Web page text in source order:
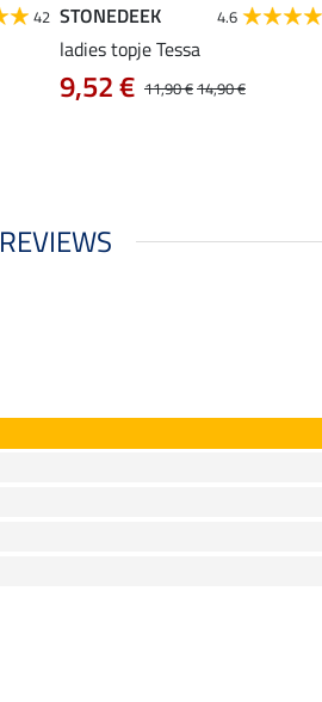
42 STONEDEEK 4.6
ladies topje Tessa
11,90 €14,90 €
9,52 €
REVIEWS